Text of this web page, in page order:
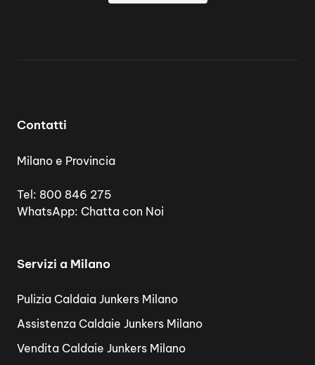
Contatti
Milano e Provincia
Tel: 800 846 275
WhatsApp: Chatta con Noi
Servizi a Milano
Pulizia Caldaia Junkers Milano
Assistenza Caldaie Junkers Milano
Vendita Caldaie Junkers Milano